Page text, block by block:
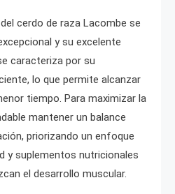
cerdo de raza Lacombe se
y su excelente
caracteriza por su
lo que permite alcanzar
tiempo. Para maximizar la
mantener un balance
priorizando un enfoque
y suplementos nutricionales
el desarrollo muscular.